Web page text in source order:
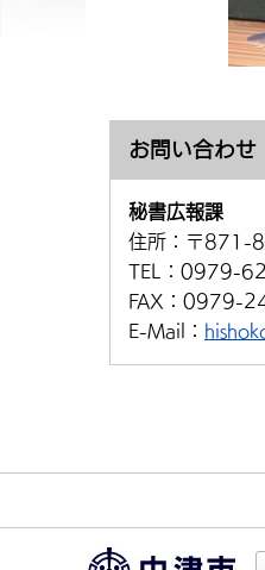
お問い合わせ
秘書広報課
住所： 〒871-
TEL： 0979-
FAX： 0979-
E-Mail：